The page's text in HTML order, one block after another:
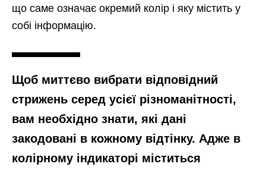
що саме означає окремий колір і яку містить у
собі інформацію.
Щоб миттєво вибрати відповідний
стрижень серед усієї різноманітності,
вам необхідно знати, які дані
закодовані в кожному відтінку. Адже в
колірному індикаторі міститься